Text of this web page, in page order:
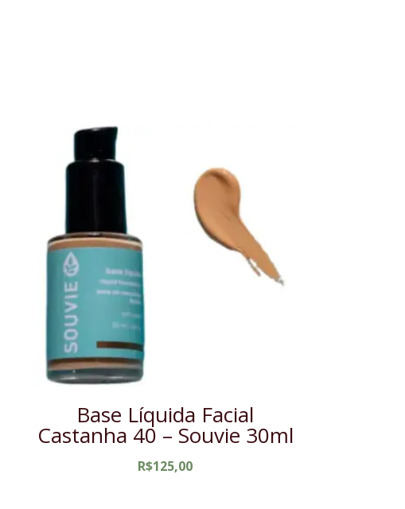
Base Líquida Facial
Castanha 40 – Souvie 30ml
R$125,00